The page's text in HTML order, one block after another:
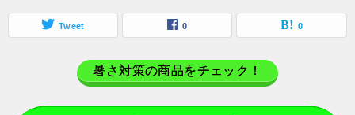
Tweet 0 0
暑さ対策の商品をチェック！